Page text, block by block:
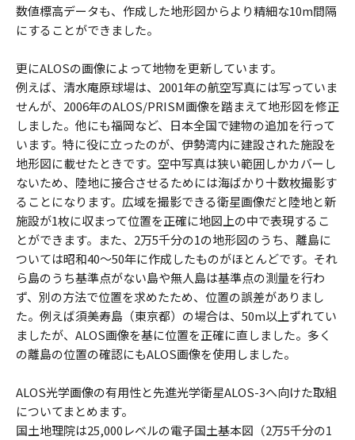
数値標高データも、作成した地形図からより精細な10m間隔
にすることができました。
更にALOSの画像によって地物を更新しています。
例えば、清水庵原球場は、2001年の航空写真には写っていま
せんが、2006年のALOS/PRISM画像を踏まえて地形図を修正
しました。他にも福岡など、日本全国で建物の追加を行って
います。特に役に立ったのが、伊勢湾内に建設された施設を
地形図に載せたときです。空中写真は狭い範囲しかカバーし
ないため、陸地に接合させるためには海ばかり十数枚撮影す
ることになります。広域を撮影できる衛星画像だと陸地と新
施設が1枚に収まって位置を正確に地図上の中で表現するこ
とができます。また、2万5千分の1の地形図のうち、離島に
ついては昭和40～50年に作成したものがほとんどです。それ
ら島のうち基準点がない島や無人島は基準点の測量を行わ
ず、別の方法で位置を求めたため、位置の誤差がありまし
た。例えば須美寿島（東京都）の場合は、50m以上ずれてい
ましたが、ALOS画像を基に位置を正確に直しました。多く
の離島の位置の確認にもALOS画像を使用しました。
ALOS光学画像の有用性と先進光学衛星ALOS-3へ向けた取組
についてまとめます。
国土地理院は25,000レベルの電子国土基本図（2万5千分の1